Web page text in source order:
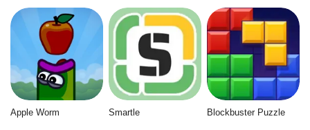
Apple Worm Smartle Blockbuster Puzzle